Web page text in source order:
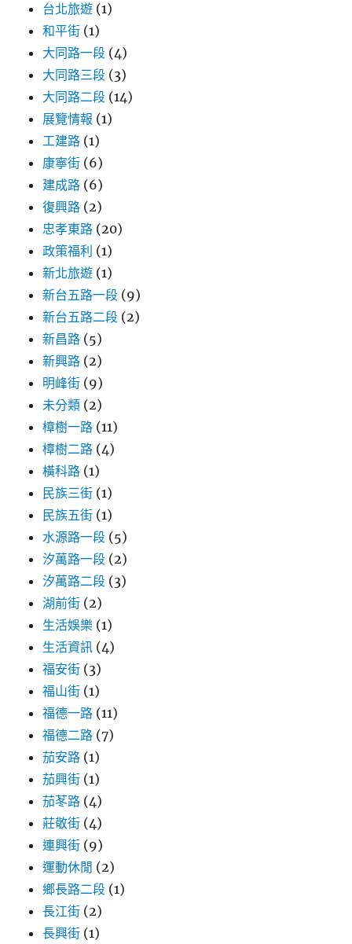
台北旅遊 (1)
和平街 (1)
大同路一段 (4)
大同路三段 (3)
大同路二段 (14)
展覽情報 (1)
工建路 (1)
康寧街 (6)
建成路 (6)
復興路 (2)
忠孝東路 (20)
政策福利 (1)
新北旅遊 (1)
新台五路一段 (9)
新台五路二段 (2)
新昌路 (5)
新興路 (2)
明峰街 (9)
未分類 (2)
樟樹一路 (11)
樟樹二路 (4)
橫科路 (1)
民族三街 (1)
民族五街 (1)
水源路一段 (5)
汐萬路一段 (2)
汐萬路二段 (3)
湖前街 (2)
生活娛樂 (1)
生活資訊 (4)
福安街 (3)
福山街 (1)
福德一路 (11)
福德二路 (7)
茄安路 (1)
茄興街 (1)
茄苳路 (4)
莊敬街 (4)
連興街 (9)
運動休閒 (2)
鄉長路二段 (1)
長江街 (2)
長興街 (1)